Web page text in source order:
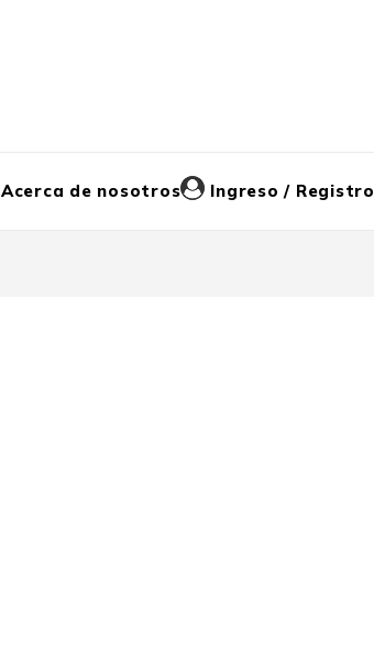
Acerca de nosotros Ingreso / Registro